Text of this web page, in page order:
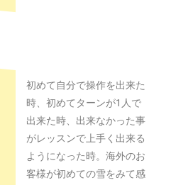
初めて自分で操作を出来た
時、初めてターンが1人で
出来た時、出来なかった事
がレッスンで上手く出来る
ようになった時。海外のお
客様が初めての雪をみて感